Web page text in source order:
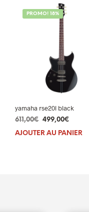
PROMO! 18%
yamaha rse20l black
611,00€ Le
prix
499,00€
prix
AJOUTER AU PANIER